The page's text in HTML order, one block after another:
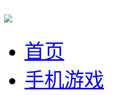
首页
手机游戏